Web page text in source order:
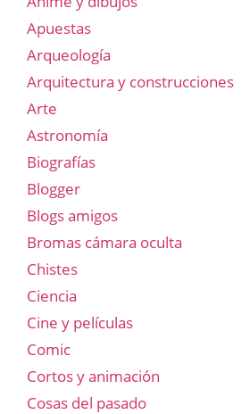
Apuestas
Arqueología
Arquitectura y construcciones
Arte
Astronomía
Biografías
Blogger
Blogs amigos
Bromas cámara oculta
Chistes
Ciencia
Cine y películas
Comic
Cortos y animación
Cosas del pasado